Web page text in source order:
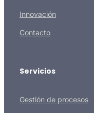
Innovación
Contacto
Servicios
Gestión de procesos